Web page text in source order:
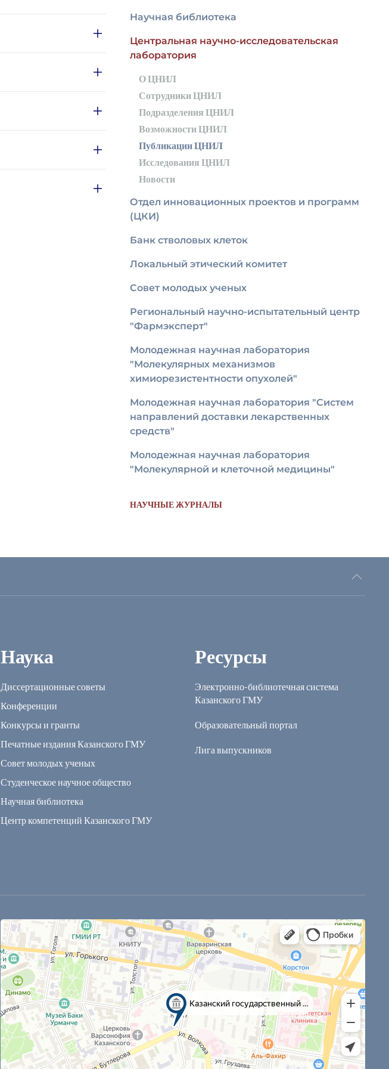
Научная библиотека
Центральная научно-исследовательская
лаборатория
О ЦНИЛ
Сотрудники ЦНИЛ
Подразделения ЦНИЛ
Возможности ЦНИЛ
Публикации ЦНИЛ
Исследования ЦНИЛ
Новости
Отдел инновационных проектов и программ
(ЦКИ)
Банк стволовых клеток
Локальный этический комитет
Совет молодых ученых
Региональный научно-испытательный центр
"Фармэксперт"
Молодежная научная лаборатория
"Молекулярных механизмов
химиорезистентности опухолей"
Молодежная научная лаборатория "Систем
направлений доставки лекарственных
средств"
Молодежная научная лаборатория
"Молекулярной и клеточной медицины"
НАУЧНЫЕ ЖУРНАЛЫ
Наука
Диссертационные советы
Конференции
Конкурсы и гранты
Печатные издания Казанского ГМУ
Совет молодых ученых
Студенческое научное общество
Научная библиотека
Центр компетенций Казанского ГМУ
Ресурсы
Электронно-библиотечная система
Казанского ГМУ
Образовательный портал
Лига выпускников